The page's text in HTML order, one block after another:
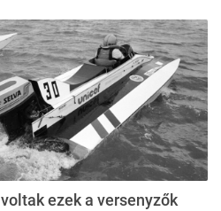
ezek a versenyzők